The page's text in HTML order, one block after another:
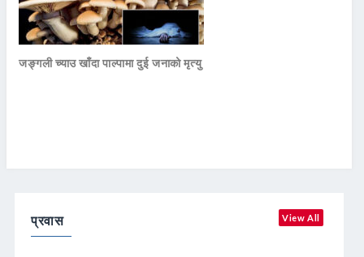
जङ्गली च्याउ खाँदा पाल्पामा दुई जनाको मृत्यु
प्रवास View All